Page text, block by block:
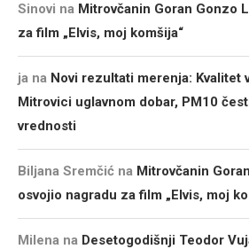
Sinovi na Mitrovčanin Goran Gonzo
za film „Elvis, moj komšija“
ja na Novi rezultati merenja: Kvalitet
Mitrovici uglavnom dobar, PM10
vrednosti
Biljana Sremčić na Mitrovčanin
osvojio nagradu za film „Elvis, moj
Milena na Desetogodišnji Teodor